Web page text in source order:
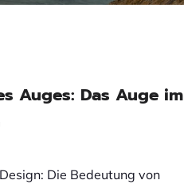
Auges: Das Auge im
Die Bedeutung von